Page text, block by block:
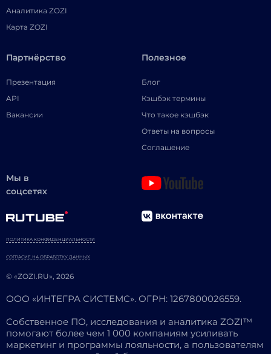
Аналитика ZOZI
Карта ZOZI
Партнёрство
Презентация
API
Вакансии
Полезное
Блог
Кэшбэк термины
Что такое кэшбэк
Ответы на вопросы
Соглашение
Мы в
соцсетях
© «ZOZI.RU», 2026
ПОЛИТИКА КОНФИДЕНЦИАЛЬНОСТИ
СОГЛАСИЕ НА ОБРАБОТКУ ДАННЫХ
ООО «ИНТЕГРА СИСТЕМС». ОГРН: 1267800026559.
Собственное ПО, исследования и аналитика ZOZI™
помогают более чем 1 000 компаниям усиливать
маркетинг и программы лояльности, а пользователям